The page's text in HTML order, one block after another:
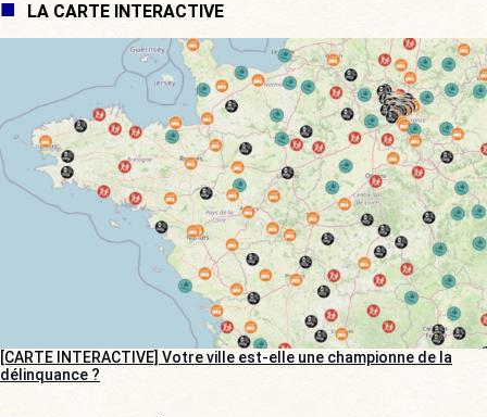
LA CARTE INTERACTIVE
[CARTE INTERACTIVE] Votre ville est-elle une championne de la
délinquance ?